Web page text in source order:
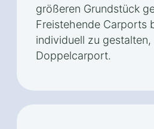
größeren Grundstück
Freistehende Carports
individuell zu
Doppelcarport.